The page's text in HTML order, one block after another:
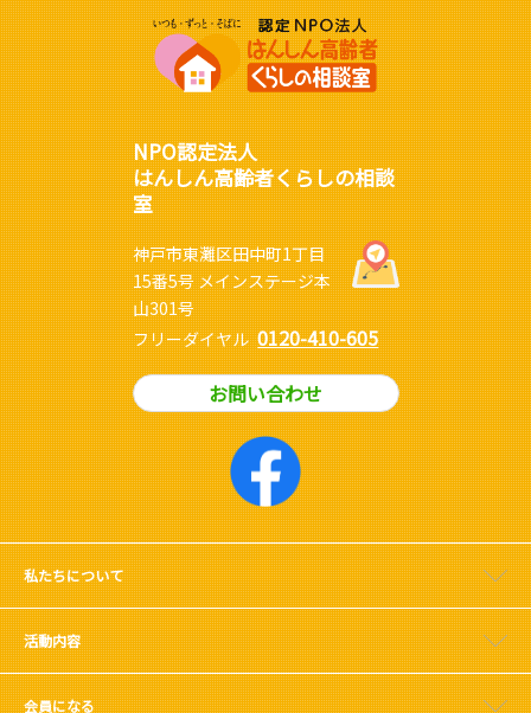
NPO認定法人
はんしん高齢者くらしの相談
室
神戸市東灘区田中町1丁目
15番5号 メインステージ本
山301号
フリーダイヤル 0120-410-605
お問い合わせ
私たちについて
活動内容
会員になる